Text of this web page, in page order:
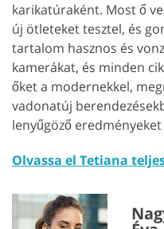
karikatúraként. Most ő
új ötleteket tesztel, és
tartalom hasznos és
kamerákat, és minden
őket a modernekkel,
vadonatúj
lenyűgöző
Olvassa el Tetiana